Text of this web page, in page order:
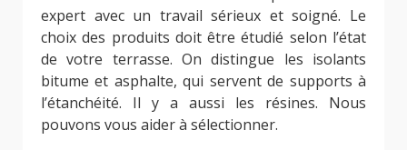
expert avec un travail sérieux et soigné. Le
choix des produits doit être étudié selon l’état
de votre terrasse. On distingue les isolants
bitume et asphalte, qui servent de supports à
l’étanchéité. Il y a aussi les résines. Nous
pouvons vous aider à sélectionner.